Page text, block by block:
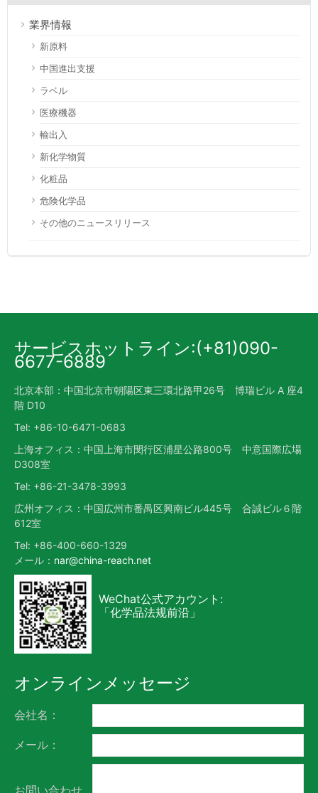
業界情報
新原料
中国進出支援
ラベル
医療機器
輸出入
新化学物質
化粧品
危険化学品
その他のニュースリリース
サービスホットライン:(+81)090-
6677-6889
北京本部：中国北京市朝陽区東三環北路甲26号 博瑞ビル A 座4
階 D10
Tel: +86-10-6471-0683
上海オフィス：中国上海市閔行区浦星公路800号 中意国際広場
D308室
Tel: +86-21-3478-3993
広州オフィス：中国広州市番禺区興南ビル445号 合誠ビル６階
612室
Tel: +86-400-660-1329
メール： nar@china-reach.net
WeChat公式アカウント:
「化学品法规前沿」
オンラインメッセージ
会社名：
メール：
お問い合わせ